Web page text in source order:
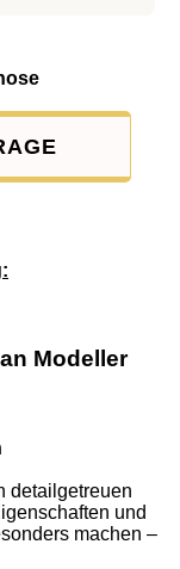
Modeller
detailgetreuen
und
machen –